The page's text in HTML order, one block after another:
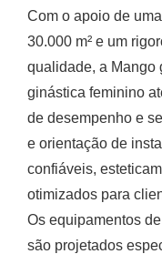
Com o apoio de
30.000 m² e um
qualidade, a Mango
ginástica feminino
de desempenho e
e orientação de
confiáveis,
otimizados para
Os equipamentos
são projetados